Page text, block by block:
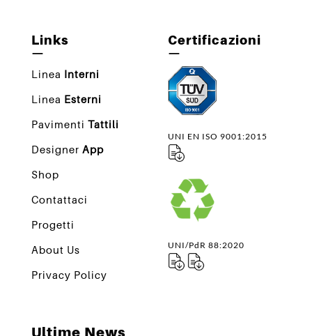
Links
—
Linea Interni
Linea Esterni
Pavimenti Tattili
Designer App
Shop
Contattaci
Progetti
About Us
Privacy Policy
Certificazioni
—
UNI EN ISO 9001:2015
UNI/PdR 88:2020
Ultime News